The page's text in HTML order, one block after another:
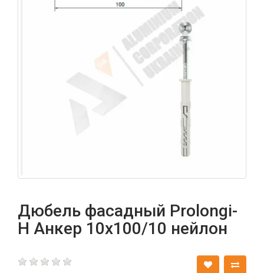
Дюбель фасадный Prolongi-
H Анкер 10х100/10 нейлон